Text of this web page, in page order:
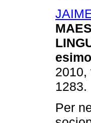
2010,
1283.
Per